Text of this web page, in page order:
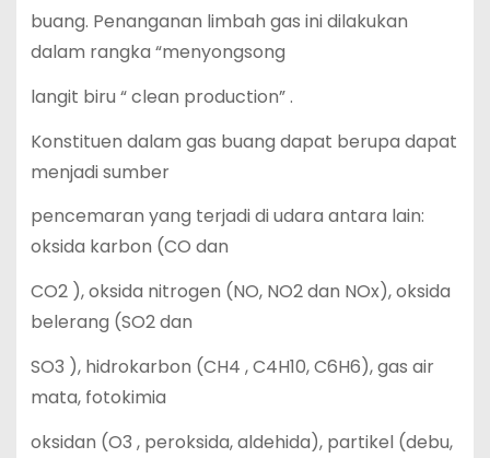
buang. Penanganan limbah gas ini dilakukan
dalam rangka “menyongsong
langit biru “ clean production” .
Konstituen dalam gas buang dapat berupa dapat
menjadi sumber
pencemaran yang terjadi di udara antara lain:
oksida karbon (CO dan
CO2 ), oksida nitrogen (NO, NO2 dan NOx), oksida
belerang (SO2 dan
SO3 ), hidrokarbon (CH4 , C4H10, C6H6), gas air
mata, fotokimia
oksidan (O3 , peroksida, aldehida), partikel (debu,